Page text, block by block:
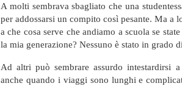
A molti sembrava sbagliato che una
per addossarsi un compito così pesante. Ma a
a che cosa serve che andiamo a scuola se
la mia generazione? Nessuno è stato in grado
Ad altri può sembrare assurdo intestardirsi
anche quando i viaggi sono lunghi e